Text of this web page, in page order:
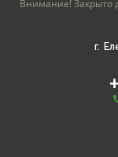
Внимание! Закрыто
г.